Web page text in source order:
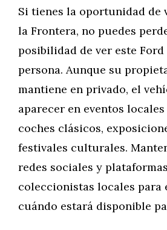
Si tienes la oportunidad de
la Frontera, no puedes
posibilidad de ver este
persona. Aunque su
mantiene en privado, el
aparecer en eventos
coches clásicos,
festivales culturales.
redes sociales y
coleccionistas locales para
cuándo estará disponible